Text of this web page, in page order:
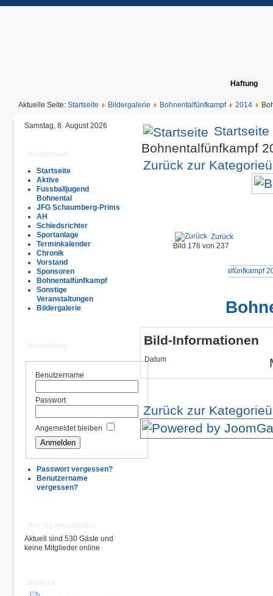
Haftung
Aktuelle Seite: Startseite Bildergalerie Bohnentalfünfkampf 2014
Samstag, 8. August 2026
Startseite
Aktive
Fussballjugend
Bohnental
JFG Schaumberg-Prims
AH
Schiedsrichter
Sportanlage
Terminkalender
Chronik
Vorstand
Sponsoren
Bohnentalfünfkampf
Sonstige
Veranstaltungen
Bildergalerie
Benutzername
Passwort
Angemeldet bleiben
Passwort vergessen?
Benutzername
vergessen?
Aktuell sind 530 Gäste und
keine Mitglieder online
Startseite
Bohnentalfünfkampf
Zurück zur
Zurück
Bild 176 von 237
Bild-Informationen
Datum
Zurück zur